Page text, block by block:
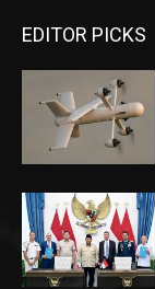
EDITOR PICKS